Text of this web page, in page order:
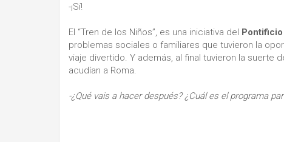
-¡Sí!
El “Tren de los Niños”, es una iniciativa del
problemas sociales o familiares que tuvieron la
viaje divertido. Y además, al final tuvieron la suerte
acudían a Roma.
-¿Qué vais a hacer después? ¿Cuál es el programa